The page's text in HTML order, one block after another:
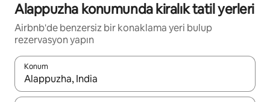
Alappuzha konumunda kiralık tatil yerleri
Airbnb'de benzersiz bir konaklama yeri bulup
rezervasyon yapın
Konum
Sonuçlar kullanılabilir olduğunda yukarı ve aşağı oklarıyla